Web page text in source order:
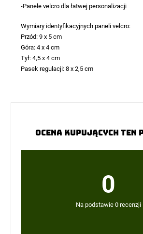
-Panele velcro dla łatwej personalizacji
Wymiary identyfikacyjnych paneli velcro:
Przód: 9 x 5 cm
Góra: 4 x 4 cm
Tył: 4,5 x 4 cm
Pasek regulacji: 8 x 2,5 cm
Ocena kupujących ten
0
Na podstawie 0 recenzji